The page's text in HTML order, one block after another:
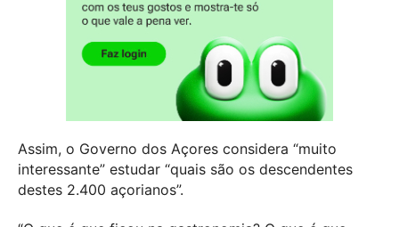
Assim, o Governo dos Açores considera “muito
interessante” estudar “quais são os descendentes
destes 2.400 açorianos”.